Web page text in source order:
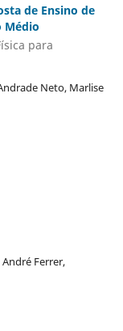
de Ensino de
Médio
para
Neto, Marlise
Ferrer,